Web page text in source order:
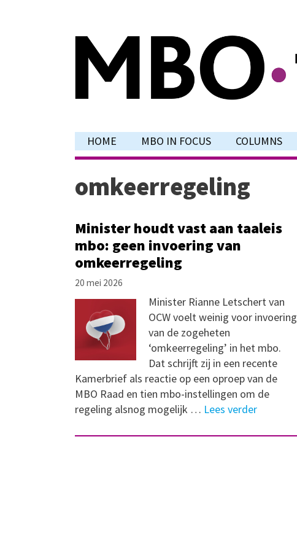
HOME MBO IN FOCUS COLUMNS
omkeerregeling
Minister houdt vast aan taaleis
mbo: geen invoering van
omkeerregeling
20 mei 2026
Minister Rianne Letschert van
OCW voelt weinig voor invoering
van de zogeheten
‘omkeerregeling’ in het mbo.
Dat schrijft zij in een recente
Kamerbrief als reactie op een oproep van de
MBO Raad en tien mbo-instellingen om de
regeling alsnog mogelijk … Lees verder